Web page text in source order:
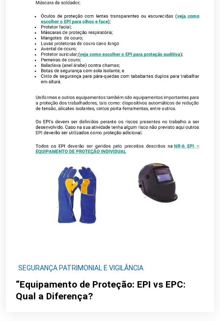
SEGURANÇA PATRIMONIAL E VIGILÂNCIA
“Equipamento de Proteção: EPI vs EPC:
Qual a Diferença?